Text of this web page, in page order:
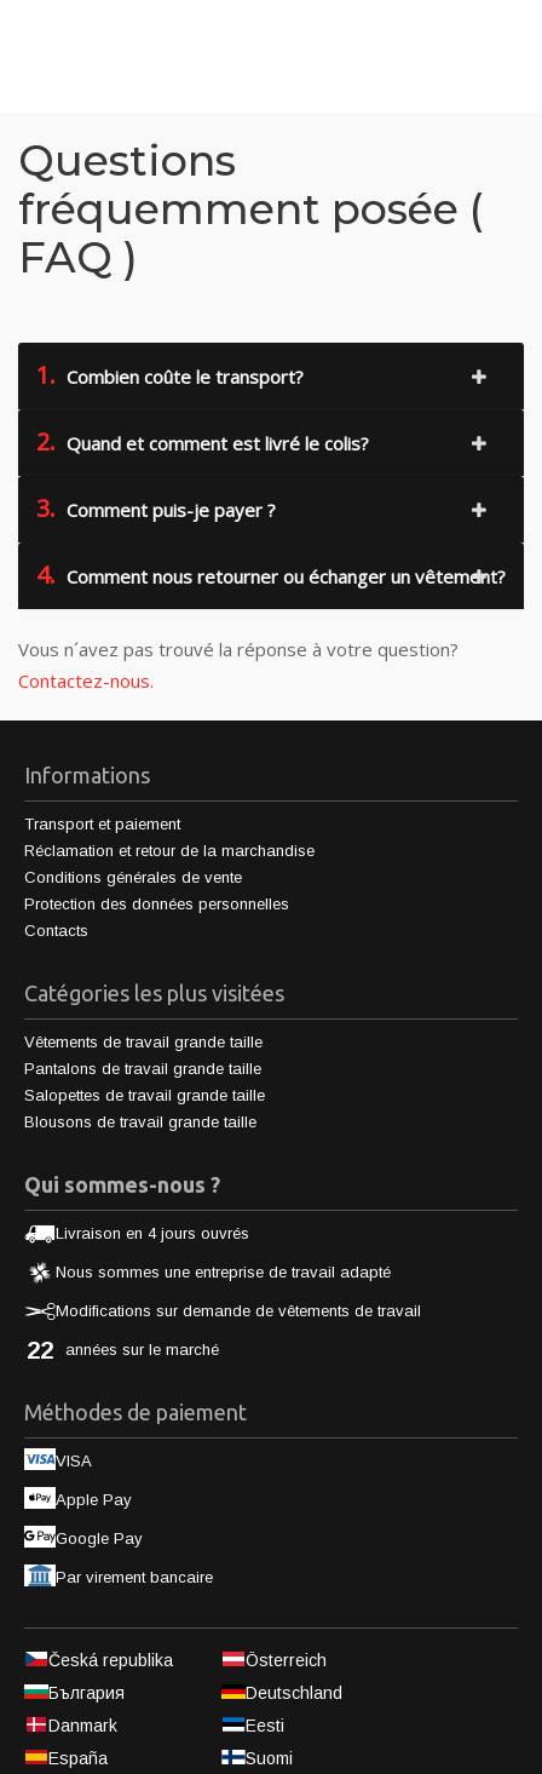
Questions
fréquemment posée (
FAQ )
1. Combien coûte le transport?
2. Quand et comment est livré le colis?
3. Comment puis-je payer ?
4. Comment nous retourner ou échanger un vêtement?
Vous n´avez pas trouvé la réponse à votre question?
Contactez-nous.
Informations
Transport et paiement
Réclamation et retour de la marchandise
Conditions générales de vente
Protection des données personnelles
Contacts
Catégories les plus visitées
Vêtements de travail grande taille
Pantalons de travail grande taille
Salopettes de travail grande taille
Blousons de travail grande taille
Qui sommes-nous ?
Livraison en 4 jours ouvrés
Nous sommes une entreprise de travail adapté
Modifications sur demande de vêtements de travail
22 années sur le marché
Méthodes de paiement
VISA
Apple Pay
Google Pay
Par virement bancaire
Česká republika
Österreich
България
Deutschland
Danmark
Eesti
España
Suomi